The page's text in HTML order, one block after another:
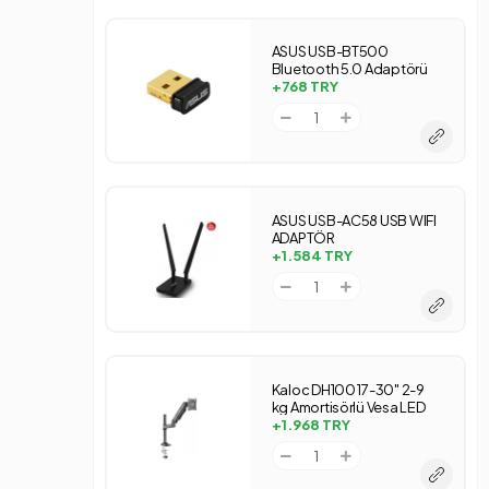
ASUS USB-BT500
Bluetooth 5.0 Adaptörü
+768 TRY
ASUS USB-AC58 USB WIFI
ADAPTÖR
+1.584 TRY
Kaloc DH100 17-30" 2-9
kg Amortisörlü Vesa LED
Monitör Standı
+1.968 TRY